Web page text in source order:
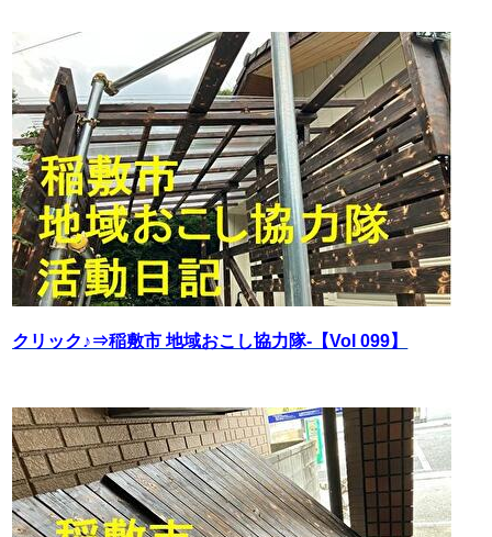
クリック♪⇒稲敷市 地域おこし協力隊‐【Vol 099】